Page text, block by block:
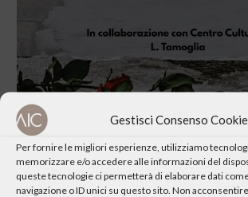
Gestisci Consenso Cookie
Per fornire le migliori esperienze, utilizziamo
memorizzare e/o accedere alle informazioni del
queste tecnologie ci permetterà di elaborare dati
navigazione o ID unici su questo sito. Non